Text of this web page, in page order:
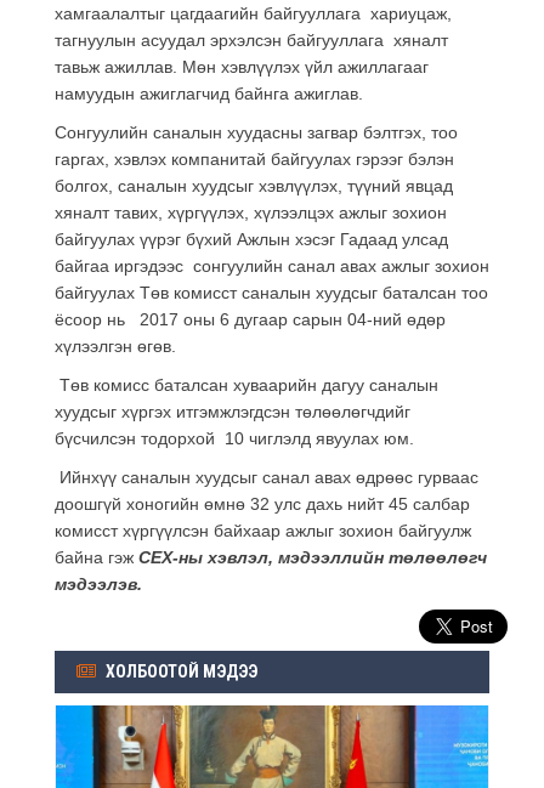
хамгаалалтыг цагдаагийн байгууллага хариуцаж,
тагнуулын асуудал эрхэлсэн байгууллага хяналт
тавьж ажиллав. Мөн хэвлүүлэх үйл ажиллагааг
намуудын ажиглагчид байнга ажиглав.
Сонгуулийн саналын хуудасны загвар бэлтгэх, тоо
гаргах, хэвлэх компанитай байгуулах гэрээг бэлэн
болгох, саналын хуудсыг хэвлүүлэх, түүний явцад
хяналт тавих, хүргүүлэх, хүлээлцэх ажлыг зохион
байгуулах үүрэг бүхий Ажлын хэсэг Гадаад улсад
байгаа иргэдээс сонгуулийн санал авах ажлыг зохион
байгуулах Төв комисст саналын хуудсыг баталсан тоо
ёсоор нь 2017 оны 6 дугаар сарын 04-ний өдөр
хүлээлгэн өгөв.
Төв комисс баталсан хуваарийн дагуу саналын
хуудсыг хүргэх итгэмжлэгдсэн төлөөлөгчдийг
бүсчилсэн тодорхой 10 чиглэлд явуулах юм.
Ийнхүү саналын хуудсыг санал авах өдрөөс гурваас
доошгүй хоногийн өмнө 32 улс дахь нийт 45 салбар
комисст хүргүүлсэн байхаар ажлыг зохион байгуулж
байна гэж СЕХ-ны хэвлэл, мэдээллийн төлөөлөгч
мэдээлэв.
ХОЛБООТОЙ МЭДЭЭ